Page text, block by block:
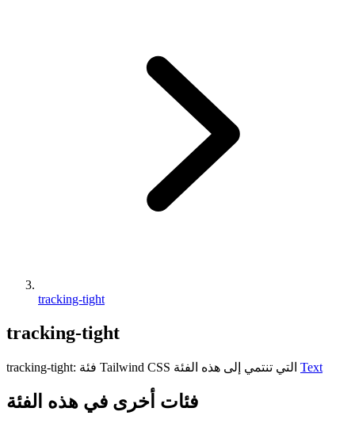
tracking-tight
tracking-tight
tracking-tight: فئة Tailwind CSS التي تنتمي إلى هذه الفئة Text
فئات أخرى في هذه الفئة